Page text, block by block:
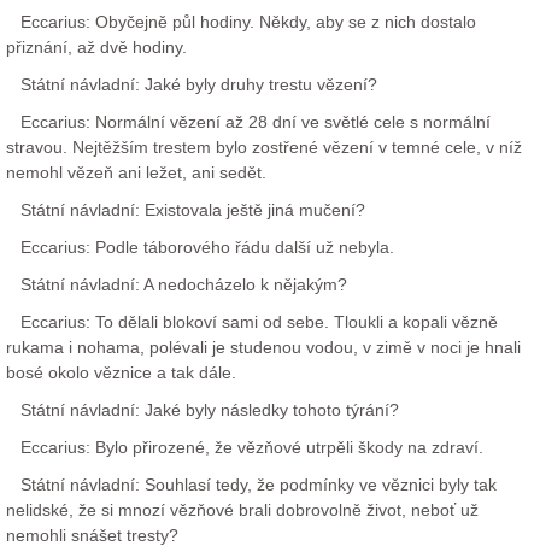
Eccarius: Obyčejně půl hodiny. Někdy, aby se z nich dostalo
přiznání, až dvě hodiny.
Státní návladní: Jaké byly druhy trestu vězení?
Eccarius: Normální vězení až 28 dní ve světlé cele s normální
stravou. Nejtěžším trestem bylo zostřené vězení v temné cele, v níž
nemohl vězeň ani ležet, ani sedět.
Státní návladní: Existovala ještě jiná mučení?
Eccarius: Podle táborového řádu další už nebyla.
Státní návladní: A nedocházelo k nějakým?
Eccarius: To dělali blokoví sami od sebe. Tloukli a kopali vězně
rukama i nohama, polévali je studenou vodou, v zimě v noci je hnali
bosé okolo věznice a tak dále.
Státní návladní: Jaké byly následky tohoto týrání?
Eccarius: Bylo přirozené, že vězňové utrpěli škody na zdraví.
Státní návladní: Souhlasí tedy, že podmínky ve věznici byly tak
nelidské, že si mnozí vězňové brali dobrovolně život, neboť už
nemohli snášet tresty?